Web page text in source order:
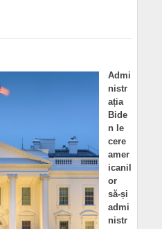
Admi
nistr
ația
Bide
n le
cere
amer
icanil
or
să-și
admi
nistr